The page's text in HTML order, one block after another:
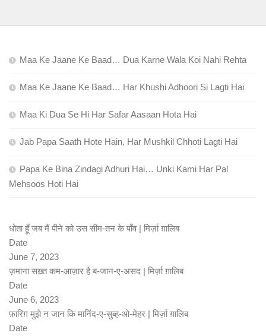
Maa Ke Jaane Ke Baad… Dua Karne Wala Koi Nahi Rehta
Maa Ke Jaane Ke Baad… Har Khushi Adhoori Si Lagti Hai
Maa Ki Dua Se Hi Har Safar Aasaan Hota Hai
Jab Papa Saath Hote Hain, Har Mushkil Chhoti Lagti Hai
Papa Ke Bina Zindagi Adhuri Hai… Unki Kami Har Pal
Mehsoos Hoti Hai
धोता हूँ जब मैं पीने को उस सीम-तन के पाँव | मिर्ज़ा ग़ालिब
Date
June 7, 2023
ज़माना सख़्त कम-आज़ार है ब-जान-ए-असद | मिर्ज़ा ग़ालिब
Date
June 6, 2023
फ़ारिग़ मुझे न जान कि मानिंद-ए-सुब्ह-ओ-मेहर | मिर्ज़ा ग़ालिब
Date